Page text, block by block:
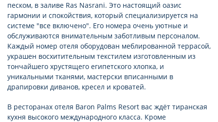
песком, в заливе Ras Nasrani. Это настоящий оазис
гармонии и спокойствия, который специализируется на
системе "все включено". Его номера очень уютные и
обслуживаются внимательным заботливым персоналом.
Каждый номер отеля оборудован меблированной террасой,
украшен восхитительным текстилем изготовленным из
тончайшего хрустящего египетского хлопка, и
уникальными тканями, мастерски вписанными в
драпировки диванов, кресел и кроватей.
В ресторанах отеля Baron Palms Resort вас ждёт тиранская
кухня высокого международного класса. Кроме